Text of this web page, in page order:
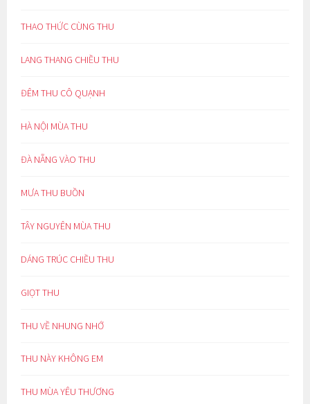
THAO THỨC CÙNG THU
LANG THANG CHIỀU THU
ĐÊM THU CÔ QUẠNH
HÀ NỘI MÙA THU
ĐÀ NẴNG VÀO THU
MƯA THU BUỒN
TÂY NGUYÊN MÙA THU
DÁNG TRÚC CHIỀU THU
GIỌT THU
THU VỀ NHUNG NHỚ
THU NÀY KHÔNG EM
THU MÙA YÊU THƯƠNG